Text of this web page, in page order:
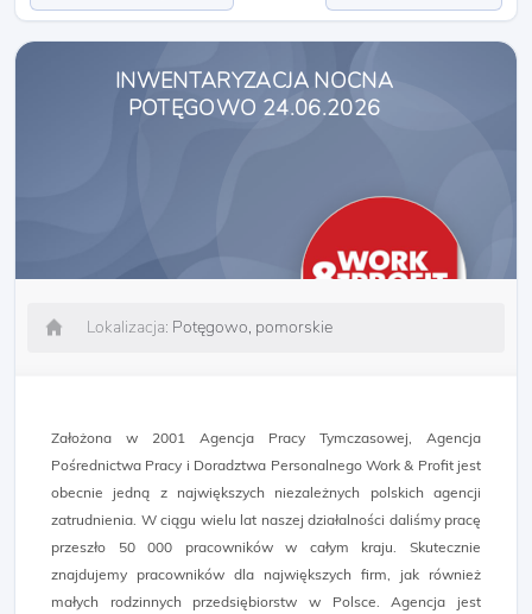
INWENTARYZACJA NOCNA
POTĘGOWO 24.06.2026​
Lokalizacja: Potęgowo, pomorskie
Założona w 2001 Agencja Pracy Tymczasowej, Agencja
Pośrednictwa Pracy i Doradztwa Personalnego Work & Profit jest
obecnie jedną z największych niezależnych polskich agencji
zatrudnienia. W ciągu wielu lat naszej działalności daliśmy pracę
przeszło 50 000 pracowników w całym kraju. Skutecznie
znajdujemy pracowników dla największych firm, jak również
małych rodzinnych przedsiębiorstw w Polsce. Agencja jest